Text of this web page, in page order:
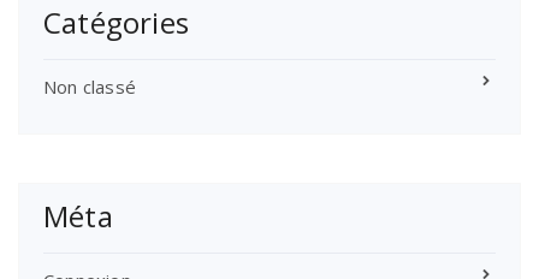
Catégories
Non classé
Méta